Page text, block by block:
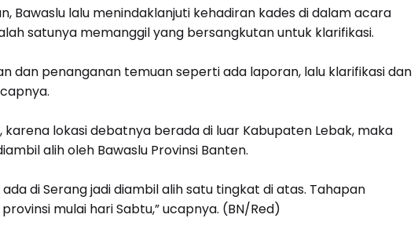
Bawaslu lalu menindaklanjuti kehadiran kades di dalam acara
satunya memanggil yang bersangkutan untuk klarifikasi.
dan penanganan temuan seperti ada laporan, lalu klarifikasi dan
karena lokasi debatnya berada di luar Kabupaten Lebak, maka
alih oleh Bawaslu Provinsi Banten.
di Serang jadi diambil alih satu tingkat di atas. Tahapan
mulai hari Sabtu,” ucapnya. (BN/Red)